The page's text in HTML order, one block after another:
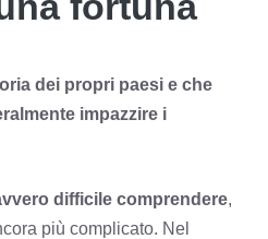
dei propri paesi e che
impazzire i
difficile comprendere,
più complicato. Nel